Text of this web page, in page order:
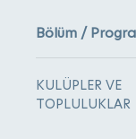
Bölüm /
KULÜPLER VE
TOPLULUKLAR